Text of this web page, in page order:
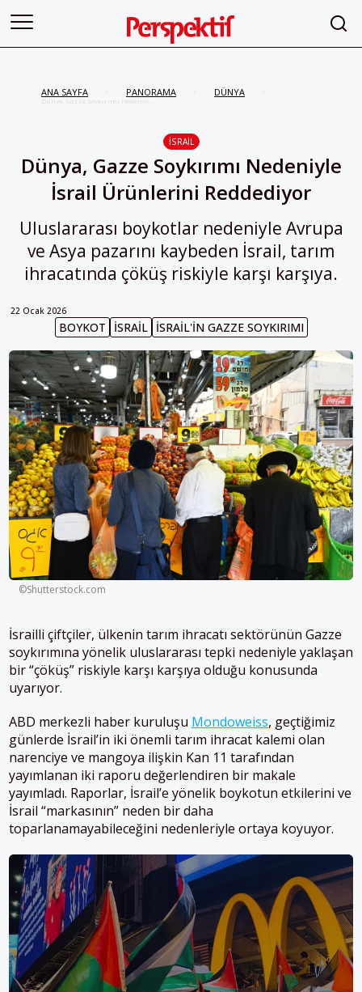
ANA SAYFA PANORAMA DÜNYA
Dünya, Gazze Soykırımı Nedeniyle
İSRAIL
Dünya, Gazze Soykırımı Nedeniyle
İsrail Ürünlerini Reddediyor
Uluslararası boykotlar nedeniyle Avrupa
ve Asya pazarını kaybeden İsrail, tarım
ihracatında çöküş riskiyle karşı karşıya.
22 Ocak 2026
BOYKOT İSRAIL İSRAIL'IN GAZZE SOYKIRIMI
©Shutterstock.com
İsrailli çiftçiler, ülkenin tarım ihracatı sektörünün Gazze
soykırımına yönelik uluslararası tepki nedeniyle yaklaşan
bir “çöküş” riskiyle karşı karşıya olduğu konusunda
uyarıyor.
ABD merkezli haber kuruluşu Mondoweiss, geçtiğimiz
günlerde İsrail’in iki önemli tarım ihracat kalemi olan
narenciye ve mangoya ilişkin Kan 11 tarafından
yayımlanan iki raporu değerlendiren bir makale
yayımladı. Raporlar, İsrail’e yönelik boykotun etkilerini ve
İsrail “markasının” neden bir daha
toparlanamayabileceğini nedenleriyle ortaya koyuyor.